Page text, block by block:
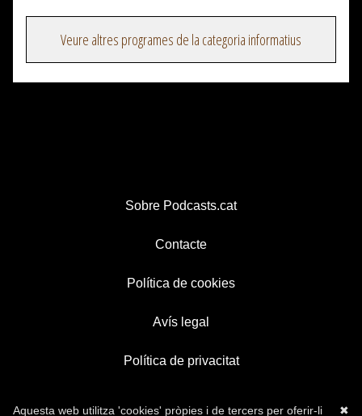
Veure altres programes de la categoria informatius
Sobre Podcasts.cat
Contacte
Política de cookies
Avís legal
Política de privacitat
✖
Aquesta web utilitza 'cookies' pròpies i de tercers per oferir-li